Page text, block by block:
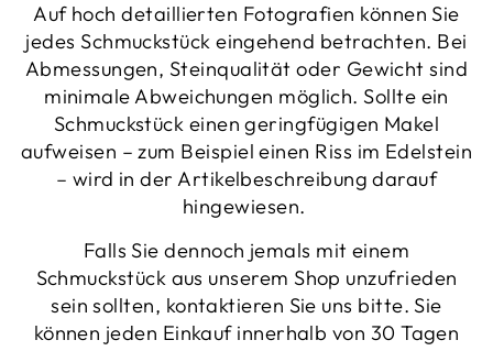
Auf hoch detaillierten Fotografien können Sie
jedes Schmuckstück eingehend betrachten. Bei
Abmessungen, Steinqualität oder Gewicht sind
minimale Abweichungen möglich. Sollte ein
Schmuckstück einen geringfügigen Makel
aufweisen – zum Beispiel einen Riss im Edelstein
– wird in der Artikelbeschreibung darauf
hingewiesen.
Falls Sie dennoch jemals mit einem
Schmuckstück aus unserem Shop unzufrieden
sein sollten, kontaktieren Sie uns bitte. Sie
können jeden Einkauf innerhalb von 30 Tagen